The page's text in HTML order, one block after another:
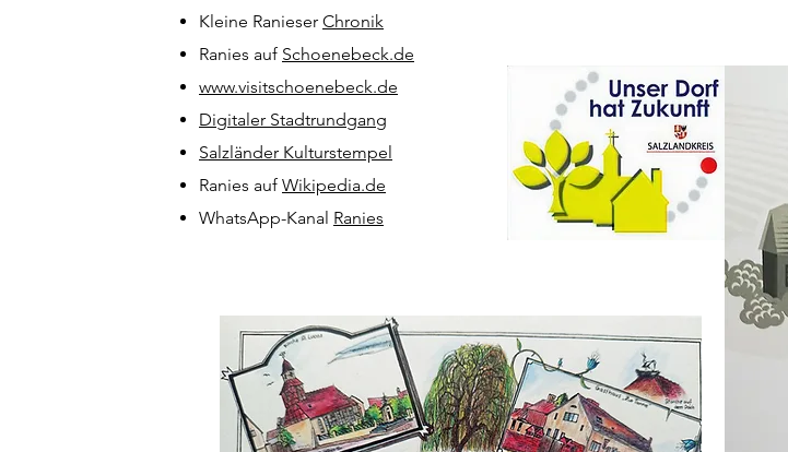
Kleine Ranieser Chronik
Ranies auf Schoenebeck.de
www.visitschoenebeck.de
Digitaler Stadtrundgang
Salzländer Kulturstempel
Ranies auf Wikipedia.de
WhatsApp-Kanal Ranies